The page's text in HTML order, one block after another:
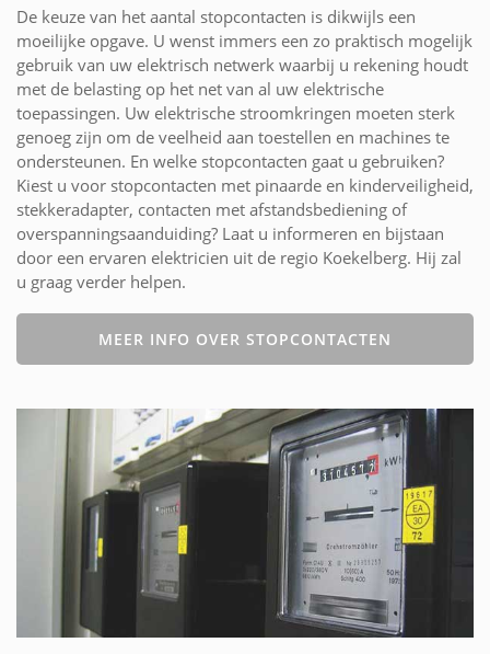
De keuze van het aantal stopcontacten is dikwijls een
moeilijke opgave. U wenst immers een zo praktisch mogelijk
gebruik van uw elektrisch netwerk waarbij u rekening houdt
met de belasting op het net van al uw elektrische
toepassingen. Uw elektrische stroomkringen moeten sterk
genoeg zijn om de veelheid aan toestellen en machines te
ondersteunen. En welke stopcontacten gaat u gebruiken?
Kiest u voor stopcontacten met pinaarde en kinderveiligheid,
stekkeradapter, contacten met afstandsbediening of
overspanningsaanduiding? Laat u informeren en bijstaan
door een ervaren elektricien uit de regio Koekelberg. Hij zal
u graag verder helpen.
MEER INFO OVER STOPCONTACTEN